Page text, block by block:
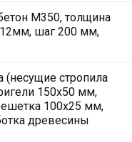
М350, толщина
шаг 200 мм,
(несущие стропила
150х50 мм,
100х25 мм,
древесины